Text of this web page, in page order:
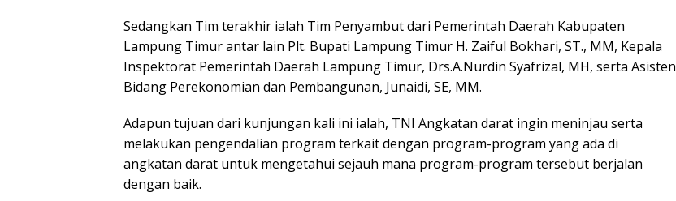
Sedangkan Tim terakhir ialah Tim Penyambut dari Pemerintah Daerah Kabupaten
Lampung Timur antar lain Plt. Bupati Lampung Timur H. Zaiful Bokhari, ST., MM, Kepala
Inspektorat Pemerintah Daerah Lampung Timur, Drs.A.Nurdin Syafrizal, MH, serta Asisten
Bidang Perekonomian dan Pembangunan, Junaidi, SE, MM.
Adapun tujuan dari kunjungan kali ini ialah, TNI Angkatan darat ingin meninjau serta
melakukan pengendalian program terkait dengan program-program yang ada di
angkatan darat untuk mengetahui sejauh mana program-program tersebut berjalan
dengan baik.